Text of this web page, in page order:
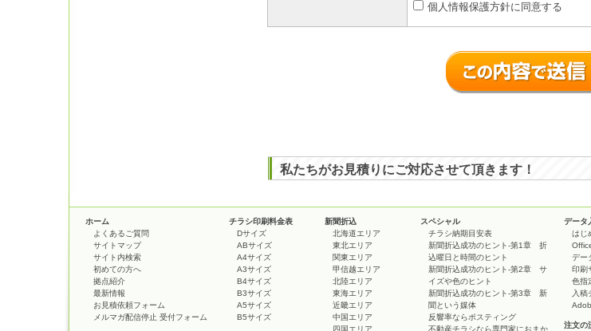
個人情報保護方針に同意する
私たちがお見積りにご対応させて頂きます！
ホーム
よくあるご質問
サイトマップ
サイト内検索
初めての方へ
拠点紹介
最新情報
お見積依頼フォーム
メルマガ配信停止 受付フォーム
チラシ印刷料金表
Dサイズ
ABサイズ
A4サイズ
A3サイズ
B4サイズ
B3サイズ
A5サイズ
B5サイズ
新聞折込
北海道エリア
東北エリア
関東エリア
甲信越エリア
北陸エリア
東海エリア
近畿エリア
中国エリア
四国エリア
スペシャル
チラシ納期目安表
新聞折込成功のヒント-第1章 折
込曜日と時間のヒント
新聞折込成功のヒント-第2章 サ
イズや色のヒント
新聞折込成功のヒント-第3章 新
聞という媒体
反響率ならポスティング
不動産チラシなら専門家におまか
データ
はじ
デー
印刷
色指
入稿
注文の